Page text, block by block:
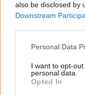
also be disclosed by
Downstream
Personal Data
I want to opt-
personal data.
Opted In
Commenti
L'email è richiesta ma non
commento esprime il